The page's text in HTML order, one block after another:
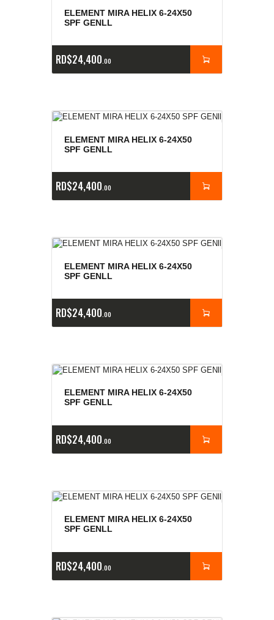
ELEMENT MIRA HELIX 6-24X50
SPF GENLL
RD$24,400 00
ELEMENT MIRA HELIX 6-24X50
SPF GENLL
RD$24,400 00
ELEMENT MIRA HELIX 6-24X50
SPF GENLL
RD$24,400 00
ELEMENT MIRA HELIX 6-24X50
SPF GENLL
RD$24,400 00
ELEMENT MIRA HELIX 6-24X50
SPF GENLL
RD$24,400 00